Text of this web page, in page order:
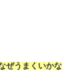
ぜうまくいかな